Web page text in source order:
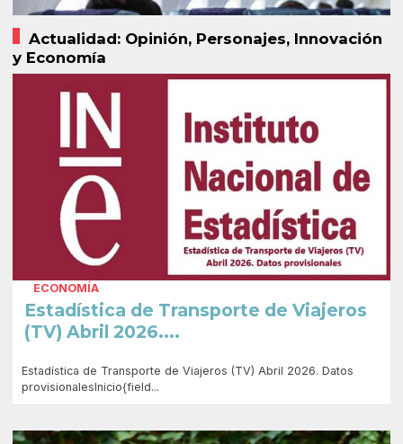
Actualidad: Opinión, Personajes, Innovación
y Economía
ECONOMÍA
Estadística de Transporte de Viajeros
(TV) Abril 2026....
Estadística de Transporte de Viajeros (TV) Abril 2026. Datos
provisionalesInicio{field...